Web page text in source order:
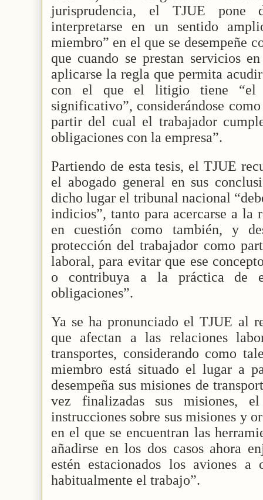
jurisprudencia, el TJUE pone
interpretarse en un sentido
miembro” en el que se desempeñe
que cuando se prestan servicios
aplicarse la regla que permita
con el que el litigio tiene “el
significativo”, considerándose
partir del cual el trabajador
obligaciones con la empresa”.
Partiendo de esta tesis, el TJUE
el abogado general en sus
dicho lugar el tribunal nacional
indicios”, tanto para acercarse a
en cuestión como también, y
protección del trabajador como
laboral, para evitar que ese
o contribuya a la práctica de
obligaciones”.
Ya se ha pronunciado el TJUE al
que afectan a las relaciones
transportes, considerando como
miembro está situado el lugar a
desempeña sus misiones de
vez finalizadas sus misiones,
instrucciones sobre sus misiones y
en el que se encuentran las
añadirse en los dos casos ahora
estén estacionados los aviones a
habitualmente el trabajo”.